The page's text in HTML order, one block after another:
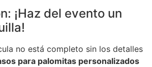
¡Haz del evento un
no está completo sin los detalles
para palomitas personalizados